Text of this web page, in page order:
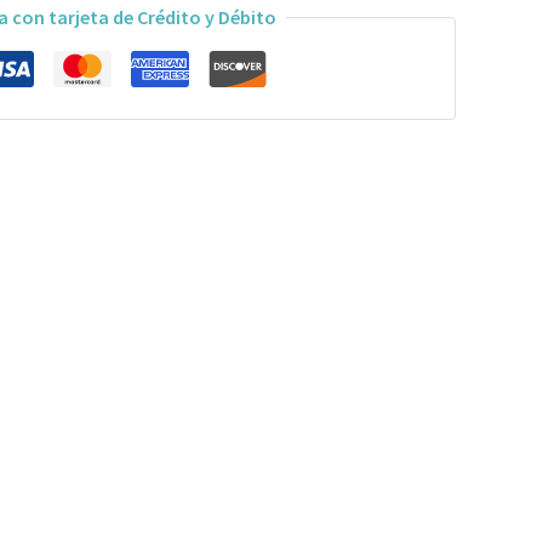
con tarjeta de Crédito y Débito